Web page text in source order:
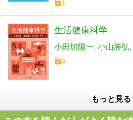
1
生活健康科学
小田切陽一 小山勝弘
0
もっと見る